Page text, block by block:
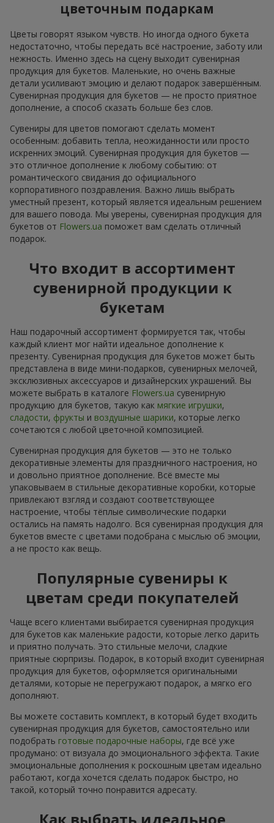
цветочным подаркам
Цветы говорят языком чувств. Но иногда одного букета
недостаточно, чтобы передать всё настроение, заботу или
нежность. Именно здесь на сцену выходит сувенирная
продукция для букетов. Маленькие, но очень важные
детали усиливают эмоцию и делают подарок завершённым.
Сувенирная продукция для букетов — не просто приятное
дополнение, а способ сказать больше без слов.
Сувениры для цветов помогают сделать момент
особенным: добавить тепла, неожиданности или просто
искренних эмоций. Сувенирная продукция для букетов —
это отличное дополнение к любому событию: от
романтического свидания до официального
корпоративного поздравления. Важно лишь выбрать
уместный презент, который является идеальным решением
для вашего повода. Мы уверены, сувенирная продукция для
букетов от Flowers.ua поможет вам сделать отличный
подарок.
Что входит в ассортимент
сувенирной продукции к
букетам
Наш подарочный ассортимент формируется так, чтобы
каждый клиент мог найти идеальное дополнение к
презенту. Сувенирная продукция для букетов может быть
представлена в виде мини-подарков, сувенирных мелочей,
эксклюзивных аксессуаров и дизайнерских украшений. Вы
можете выбрать в каталоге Flowers.ua сувенирную
продукцию для букетов, такую как мягкие игрушки,
сладости, фрукты и воздушные шарики, которые легко
сочетаются с любой цветочной композицией.
Сувенирная продукция для букетов — это не только
декоративные элементы для праздничного настроения, но
и довольно приятное дополнение. Всё вместе мы
упаковываем в стильные декоративные коробки, которые
привлекают взгляд и создают соответствующее
настроение, чтобы тёплые символические подарки
остались на память надолго. Вся сувенирная продукция для
букетов вместе с цветами подобрана с мыслью об эмоции,
а не просто как вещь.
Популярные сувениры к
цветам среди покупателей
Чаще всего клиентами выбирается сувенирная продукция
для букетов как маленькие радости, которые легко дарить
и приятно получать. Это стильные мелочи, сладкие
приятные сюрпризы. Подарок, в который входит сувенирная
продукция для букетов, оформляется оригинальными
деталями, которые не перегружают подарок, а мягко его
дополняют.
Вы можете составить комплект, в который будет входить
сувенирная продукция для букетов, самостоятельно или
подобрать готовые подарочные наборы, где всё уже
продумано: от визуала до эмоционального эффекта. Такие
эмоциональные дополнения к роскошным цветам идеально
работают, когда хочется сделать подарок быстро, но
такой, который точно понравится адресату.